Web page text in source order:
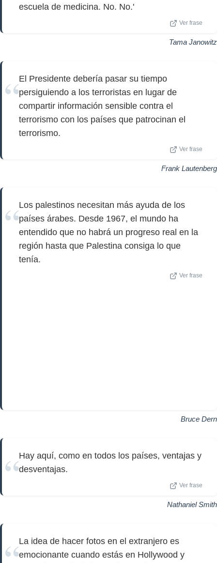
escuela de medicina. No. No.'
Ver frase
Tama Janowitz
El Presidente debería pasar su tiempo
persiguiendo a los terroristas en lugar de
compartir información sensible contra el
terrorismo con los países que patrocinan el
terrorismo.
Ver frase
Frank Lautenberg
Los palestinos necesitan más ayuda de los
países árabes. Desde 1967, el mundo ha
entendido que no habrá un progreso real en la
región hasta que Palestina consiga lo que
tenía.
Ver frase
Bruce Dern
Hay aquí, como en todos los países, ventajas y
desventajas.
Ver frase
Nathaniel Smith
La idea de hacer fotos en el extranjero es
emocionante cuando estás en Hollywood y